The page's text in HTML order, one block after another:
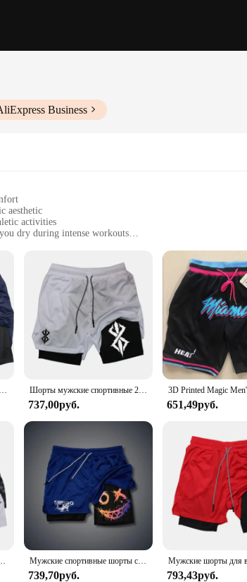
Business
aesthetic
activities
dry during intense workouts
fit
looking for a blend of style and performance. Crafted
wicking fabric keeps you dry and cool, ensuring
to your athletic attire.
shorts are versatile enough to adapt to any athletic
your most intense activities. The shorts are available in a
they are a statement of style. The sleek design and bold
these shorts are a must-have addition. The high-quality
or looking for a wholesale option for your vendors or
Y2K Шорты для выступлений, мужские шорты с принтом паука, повседневные спортивные компрессионные шорты для тренировок, бега, сетчатые спортивные шорты 2 в 1, спортивные шорты Шорты мужские спортивные 2 в 1, быстросохнущие дышащие, с принтом, с карманом для телефона, для спортивного зала, тренировок, бега, выступлений, летние
737,00руб. 651,49руб.
с карманом для телефона, петлей для полотенец, спортивная одежда Мужские спортивные шорты с принтом улыбающегося лица, двухслойные быстросохнущие спортивные шорты 2-в-1 для фитнеса и отдыха на открытом воздухе, 2024
739,70руб. 793,43руб.